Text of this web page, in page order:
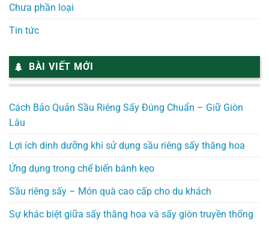
Chưa phần loại
Tin tức
BÀI VIẾT MỚI
Cách Bảo Quản Sầu Riêng Sấy Đúng Chuẩn – Giữ Giòn
Lâu
Lợi ích dinh dưỡng khi sử dụng sầu riêng sấy thăng hoa
Ứng dụng trong chế biến bánh kẹo
Sầu riêng sấy – Món quà cao cấp cho du khách
Sự khác biệt giữa sấy thăng hoa và sấy giòn truyền thống